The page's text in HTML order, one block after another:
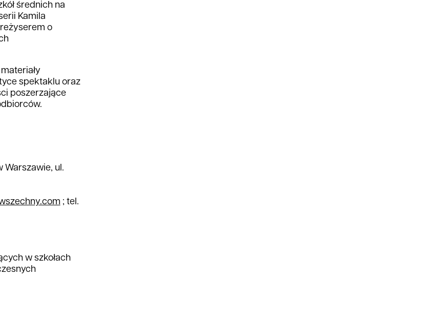
średnich na
Kamila
o
spektaklu oraz
poszerzające
Warszawie, ul.
; tel.
w szkołach